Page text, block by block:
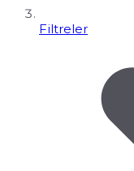
Filtreler